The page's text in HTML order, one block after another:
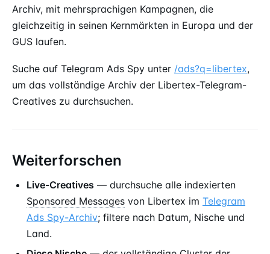
Archiv, mit mehrsprachigen Kampagnen, die
gleichzeitig in seinen Kernmärkten in Europa und der
GUS laufen.
Suche auf Telegram Ads Spy unter /ads?q=libertex,
um das vollständige Archiv der Libertex-Telegram-
Creatives zu durchsuchen.
Weiterforschen
Live-Creatives — durchsuche alle indexierten
Sponsored Messages von Libertex im Telegram
Ads Spy-Archiv; filtere nach Datum, Nische und
Land.